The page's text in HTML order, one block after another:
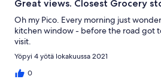
Great views. Closest Grocery
Oh my Pico. Every morning just
kitchen window - before the road got
visit.
Yöpyi 4 yötä lokakuussa 2021
0